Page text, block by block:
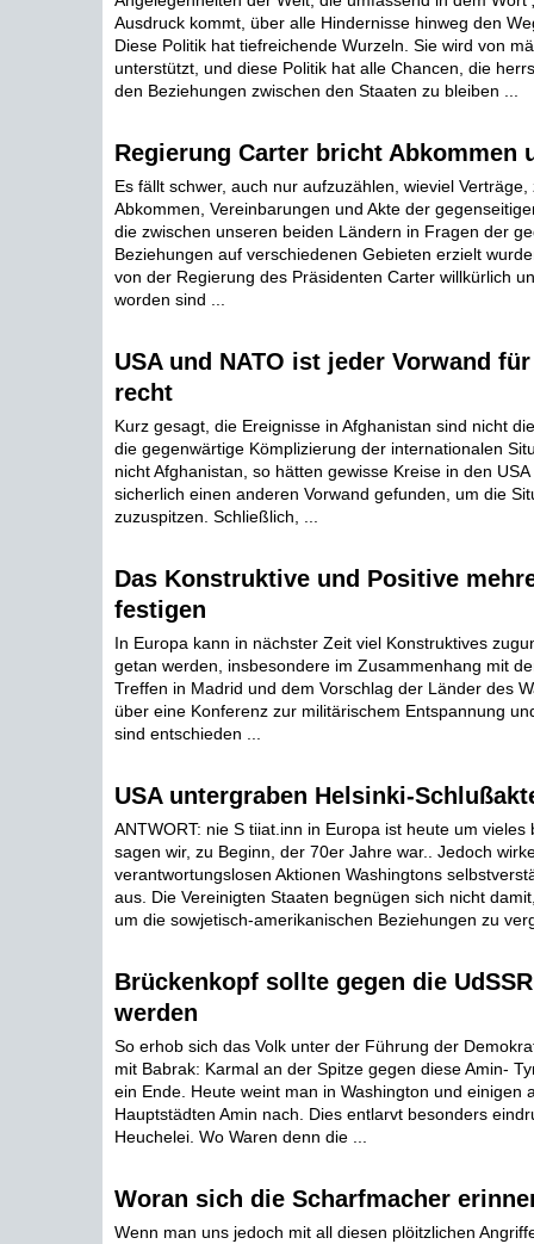
Ausdruck kommt, über alle Hindernisse hinweg den
Diese Politik hat tiefreichende Wurzeln. Sie wird von
unterstützt, und diese Politik hat alle Chancen, die
den Beziehungen zwischen den Staaten zu bleiben ...
Regierung Carter bricht Abkommen
Es fällt schwer, auch nur aufzuzählen, wieviel
Abkommen, Vereinbarungen und Akte der
die zwischen unseren beiden Ländern in Fragen der
Beziehungen auf verschiedenen Gebieten erzielt
von der Regierung des Präsidenten Carter willkürlich
worden sind ...
USA und NATO ist jeder Vorwand
recht
Kurz gesagt, die Ereignisse in Afghanistan sind nicht
die gegenwärtige Kömplizierung der internationalen
nicht Afghanistan, so hätten gewisse Kreise in den
sicherlich einen anderen Vorwand gefunden, um die
zuzuspitzen. Schließlich, ...
Das Konstruktive und Positive
festigen
In Europa kann in nächster Zeit viel Konstruktives
getan werden, insbesondere im Zusammenhang mit
Treffen in Madrid und dem Vorschlag der Länder des
über eine Konferenz zur militärischem Entspannung
sind entschieden ...
USA untergraben Helsinki-
ANTWORT: nie S tiiat.inn in Europa ist heute um vieles
sagen wir, zu Beginn, der 70er Jahre war.. Jedoch
verantwortungslosen Aktionen Washingtons
aus. Die Vereinigten Staaten begnügen sich nicht
um die sowjetisch-amerikanischen Beziehungen zu
Brückenkopf sollte gegen die
werden
So erhob sich das Volk unter der Führung der
mit Babrak: Karmal an der Spitze gegen diese Amin-
ein Ende. Heute weint man in Washington und einigen
Hauptstädten Amin nach. Dies entlarvt besonders
Heuchelei. Wo Waren denn die ...
Woran sich die Scharfmacher
Wenn man uns jedoch mit all diesen plöitzlichen